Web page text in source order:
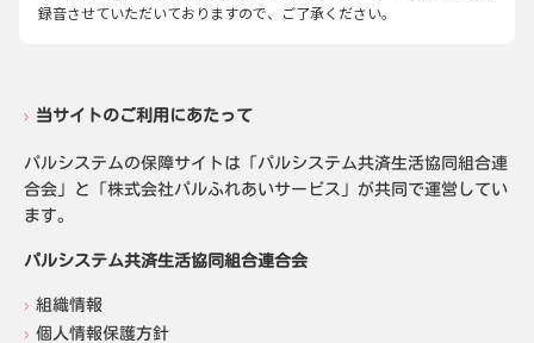
録音させていただいておりますので、ご了承ください。
当サイトのご利用にあたって
パルシステムの保障サイトは「パルシステム共済生活協同組合連
合会」と「株式会社パルふれあいサービス」が共同で運営してい
ます。
パルシステム共済生活協同組合連合会
組織情報
個人情報保護方針